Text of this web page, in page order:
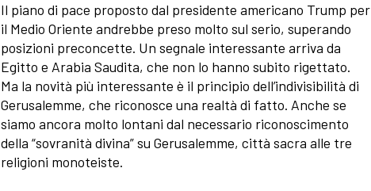
Il piano di pace proposto dal presidente americano Trump per
il Medio Oriente andrebbe preso molto sul serio, superando
posizioni preconcette. Un segnale interessante arriva da
Egitto e Arabia Saudita, che non lo hanno subito rigettato.
Ma la novità più interessante è il principio dell’indivisibilità di
Gerusalemme, che riconosce una realtà di fatto. Anche se
siamo ancora molto lontani dal necessario riconoscimento
della “sovranità divina” su Gerusalemme, città sacra alle tre
religioni monoteiste.